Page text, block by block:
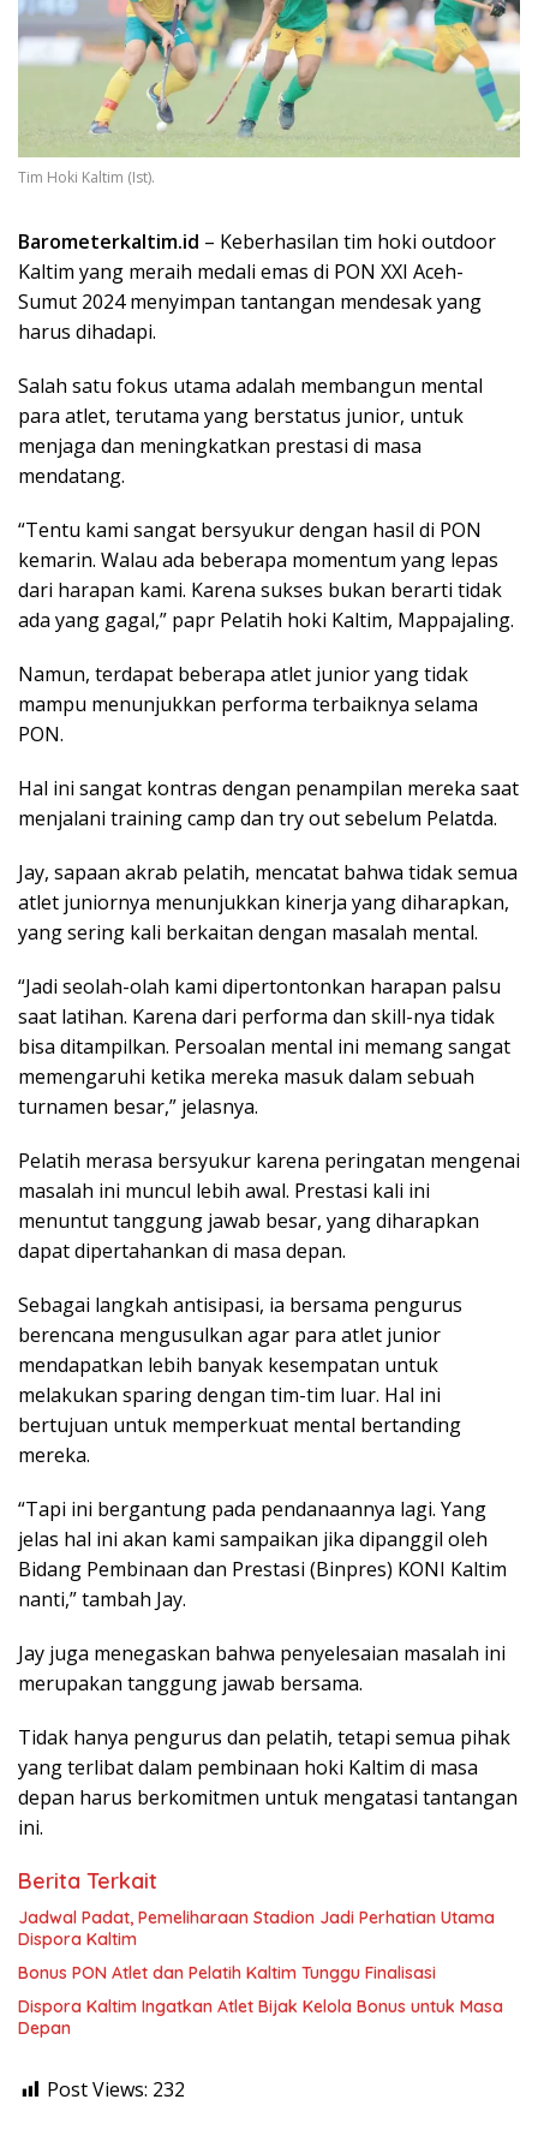
Tim Hoki Kaltim (Ist).
Barometerkaltim.id – Keberhasilan tim hoki outdoor
Kaltim yang meraih medali emas di PON XXI Aceh-
Sumut 2024 menyimpan tantangan mendesak yang
harus dihadapi.
Salah satu fokus utama adalah membangun mental
para atlet, terutama yang berstatus junior, untuk
menjaga dan meningkatkan prestasi di masa
mendatang.
“Tentu kami sangat bersyukur dengan hasil di PON
kemarin. Walau ada beberapa momentum yang lepas
dari harapan kami. Karena sukses bukan berarti tidak
ada yang gagal,” papr Pelatih hoki Kaltim, Mappajaling.
Namun, terdapat beberapa atlet junior yang tidak
mampu menunjukkan performa terbaiknya selama
PON.
Hal ini sangat kontras dengan penampilan mereka saat
menjalani training camp dan try out sebelum Pelatda.
Jay, sapaan akrab pelatih, mencatat bahwa tidak semua
atlet juniornya menunjukkan kinerja yang diharapkan,
yang sering kali berkaitan dengan masalah mental.
“Jadi seolah-olah kami dipertontonkan harapan palsu
saat latihan. Karena dari performa dan skill-nya tidak
bisa ditampilkan. Persoalan mental ini memang sangat
memengaruhi ketika mereka masuk dalam sebuah
turnamen besar,” jelasnya.
Pelatih merasa bersyukur karena peringatan mengenai
masalah ini muncul lebih awal. Prestasi kali ini
menuntut tanggung jawab besar, yang diharapkan
dapat dipertahankan di masa depan.
Sebagai langkah antisipasi, ia bersama pengurus
berencana mengusulkan agar para atlet junior
mendapatkan lebih banyak kesempatan untuk
melakukan sparing dengan tim-tim luar. Hal ini
bertujuan untuk memperkuat mental bertanding
mereka.
“Tapi ini bergantung pada pendanaannya lagi. Yang
jelas hal ini akan kami sampaikan jika dipanggil oleh
Bidang Pembinaan dan Prestasi (Binpres) KONI Kaltim
nanti,” tambah Jay.
Jay juga menegaskan bahwa penyelesaian masalah ini
merupakan tanggung jawab bersama.
Tidak hanya pengurus dan pelatih, tetapi semua pihak
yang terlibat dalam pembinaan hoki Kaltim di masa
depan harus berkomitmen untuk mengatasi tantangan
ini.
Berita Terkait
Jadwal Padat, Pemeliharaan Stadion Jadi Perhatian Utama
Dispora Kaltim
Bonus PON Atlet dan Pelatih Kaltim Tunggu Finalisasi
Dispora Kaltim Ingatkan Atlet Bijak Kelola Bonus untuk Masa
Depan
Post Views: 232